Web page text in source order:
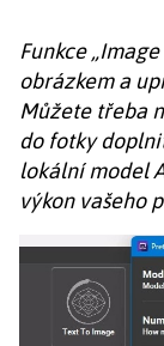
Funkce
obrázkem a
Můžete třeba
do fotky
lokální model
výkon vašeho